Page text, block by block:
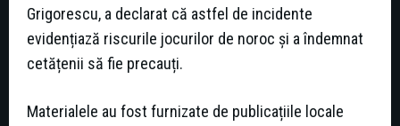
Grigorescu, a declarat că astfel de incidente
evidențiază riscurile jocurilor de noroc și a îndemnat
cetățenii să fie precauți.
Materialele au fost furnizate de publicațiile locale